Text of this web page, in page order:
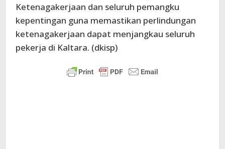
Ketenagakerjaan dan seluruh pemangku
kepentingan guna memastikan perlindungan
ketenagakerjaan dapat menjangkau seluruh
pekerja di Kaltara. (dkisp)